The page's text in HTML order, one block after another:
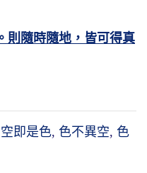
則隨時隨地，皆可得真
空即是色, 色不異空, 色